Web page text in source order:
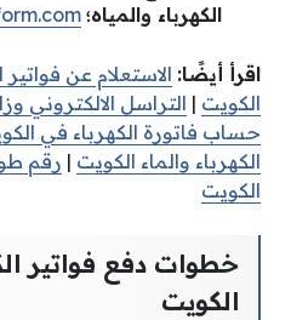
الكهرباء والمياه؛
اقرأ أيضًا: الاستعلام عن فواتير
الكويت | التراسل الالكتروني
حساب فاتورة الكهرباء في
الكهرباء والماء الكويت | رقم
الكويت
خطوات دفع فواتير
الكويت